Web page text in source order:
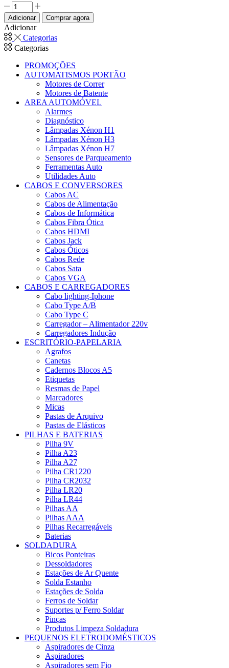
Quantidade
de
Pilha
Zinco-
Carvão
R03/AAA
1.5V
2x
Heavy
VARTA
Adicionar Comprar agora
Adicionar
Categorias
Categorias
PROMOÇÕES
AUTOMATISMOS PORTÃO
Motores de Correr
Motores de Batente
AREA AUTOMÓVEL
Alarmes
Diagnóstico
Lâmpadas Xénon H1
Lâmpadas Xénon H3
Lâmpadas Xénon H7
Sensores de Parqueamento
Ferramentas Auto
Utilidades Auto
CABOS E CONVERSORES
Cabos AC
Cabos de Alimentação
Cabos de Informática
Cabos Fibra Ótica
Cabos HDMI
Cabos Jack
Cabos Óticos
Cabos Rede
Cabos Sata
Cabos VGA
CABOS E CARREGADORES
Cabo lighting-Iphone
Cabo Type A/B
Cabo Type C
Carregador – Alimentador 220v
Carregadores Indução
ESCRITÓRIO-PAPELARIA
Agrafos
Canetas
Cadernos Blocos A5
Etiquetas
Resmas de Papel
Marcadores
Micas
Pastas de Arquivo
Pastas de Elásticos
PILHAS E BATERIAS
Pilha 9V
Pilha A23
Pilha A27
Pilha CR1220
Pilha CR2032
Pilha LR20
Pilha LR44
Pilhas AA
Pilhas AAA
Pilhas Recarregáveis
Baterias
SOLDADURA
Bicos Ponteiras
Dessoldadores
Estações de Ar Quente
Solda Estanho
Estações de Solda
Ferros de Soldar
Suportes p/ Ferro Soldar
Pinças
Produtos Limpeza Soldadura
PEQUENOS ELETRODOMÉSTICOS
Aspiradores de Cinza
Aspiradores
Aspiradores sem Fio